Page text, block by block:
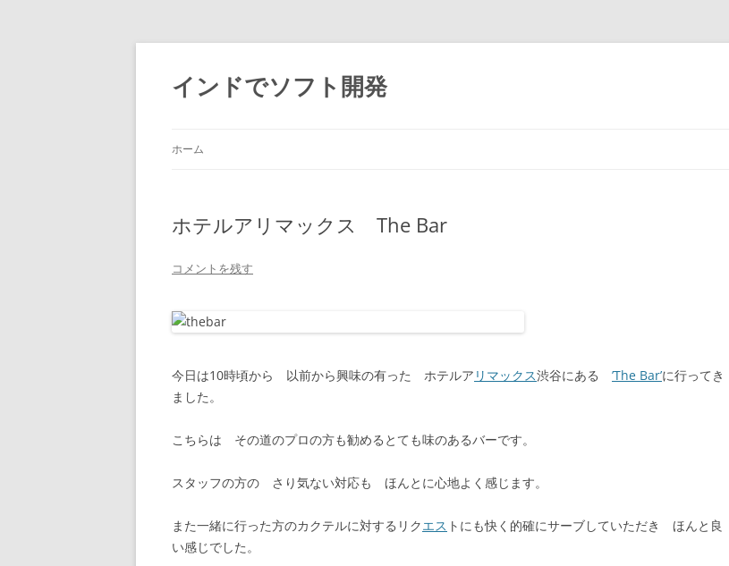
インドでソフト開発
ホーム
ホテルアリマックス The Bar
コメントを残す
今日は10時頃から 以前から興味の有った ホテルア リマックス渋谷にある ’The Bar’に行ってき
ました。
こちらは その道のプロの方も勧めるとても味のあるバーです。
スタッフの方の さり気ない対応も ほんとに心地よく感じます。
また一緒に行った方のカクテルに対するリクエス トにも快く的確にサーブしていただき ほんと良
い感じでした。